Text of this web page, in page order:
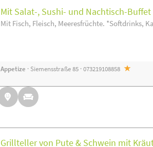
Mit Salat-, Sushi- und Nachtisch-
Mit Fisch, Fleisch, Meeresfrüchte. *Softdrinks,
Appetize · Siemensstraße 85 · 073219108858
Grillteller von Pute & Schwein mit